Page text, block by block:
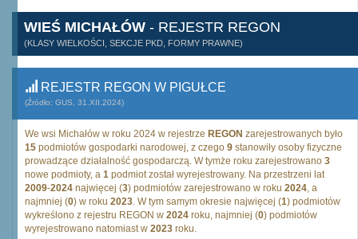
WIEŚ MICHAŁÓW - REJESTR REGON
(KLASY WIELKOŚCI, SEKCJE PKD, FORMY PRAWNE)
REJESTR REGON W PIGUŁCE
(Źródło: GUS, 31.XII.2024)
We wsi Michałów w roku 2024 w rejestrze REGON zarejestrowanych było
15 podmiotów gospodarki narodowej, z czego 9 stanowiły osoby fizyczne
prowadzące działalność gospodarczą. W tymże roku zarejestrowano 3
nowe podmioty, a 1 podmiot został wyrejestrowany. Na przestrzeni lat
2009-2024 najwięcej (3) podmiotów zarejestrowano w roku 2024, a
najmniej (0) w roku 2023. W tym samym okresie najwięcej (1) podmiotów
wykreślono z rejestru REGON w 2024 roku, najmniej (0) podmiotów
wyrejestrowano natomiast w 2023 roku.